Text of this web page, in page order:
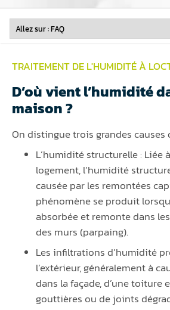
TRAITEMENT DE L'HUMIDITÉ À
D’où vient l’humidité
maison ?
On distingue trois grandes causes
L’humidité structurelle : Liée
logement, l’humidité
causée par les remontées
phénomène se produit
absorbée et remonte dans
des murs (parpaing).
Les infiltrations d’humidité
l’extérieur, généralement à
dans la façade, d’une toiture
gouttières ou de joints